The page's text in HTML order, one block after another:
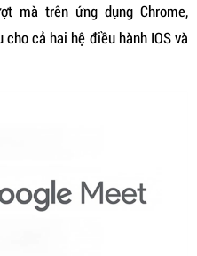
mà trên ứng dụng Chrome,
cả hai hệ điều hành IOS và